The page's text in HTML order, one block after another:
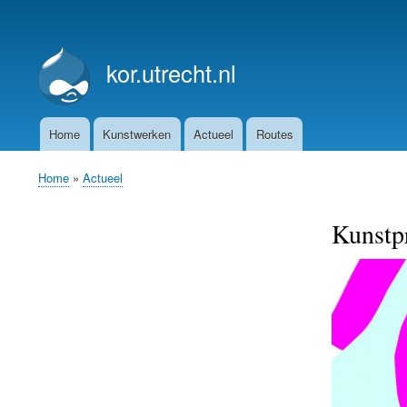
account
menu
kor.utrecht.nl
MainHome Kunstwerken Actueel Routes
Breadcrumb
Home Actueel